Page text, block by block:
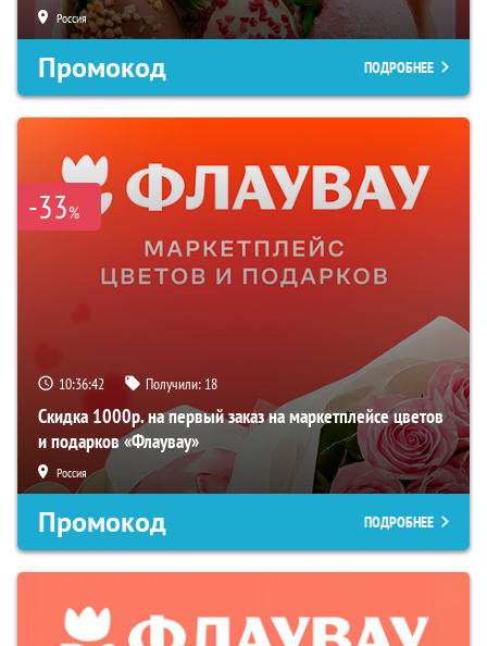
Россия
Промокод ПОДРОБНЕЕ
-33%
10:36:41 Получили: 18
Скидка 1000р. на первый заказ на маркетплейсе цветов
и подарков «Флаувау»
Россия
Промокод ПОДРОБНЕЕ